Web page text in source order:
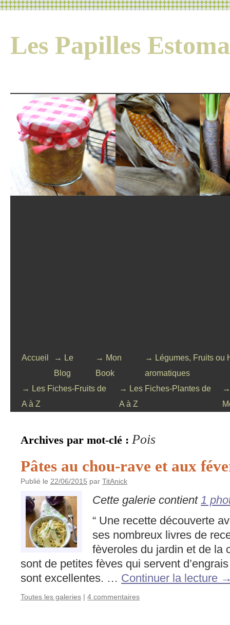
Les Papilles
Accueil
→ Le
Blog
→ Mon
Book
→ Légumes, Fruits ou
aromatiques
→ Les Fiches-Fruits de
A à Z
→ Les Fiches-Plantes de
A à Z
→
Archives par mot-clé : Pois
Pâtes au chou-rave et aux
Publié le 22/06/2015 par TitAnick
Cette galerie contient 1
“ Une recette découverte
ses nombreux livres de
fèveroles du jardin et de la
sont de petites fèves qui servent
sont excellentes. … Continuer la lecture
Toutes les galeries | 4 commentaires